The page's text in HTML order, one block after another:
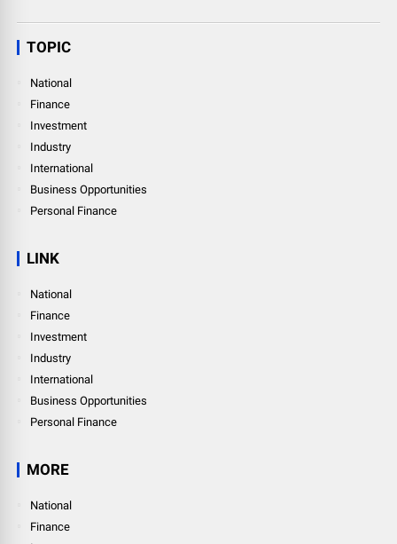
TOPIC
National
Finance
Investment
Industry
International
Business Opportunities
Personal Finance
LINK
National
Finance
Investment
Industry
International
Business Opportunities
Personal Finance
MORE
National
Finance